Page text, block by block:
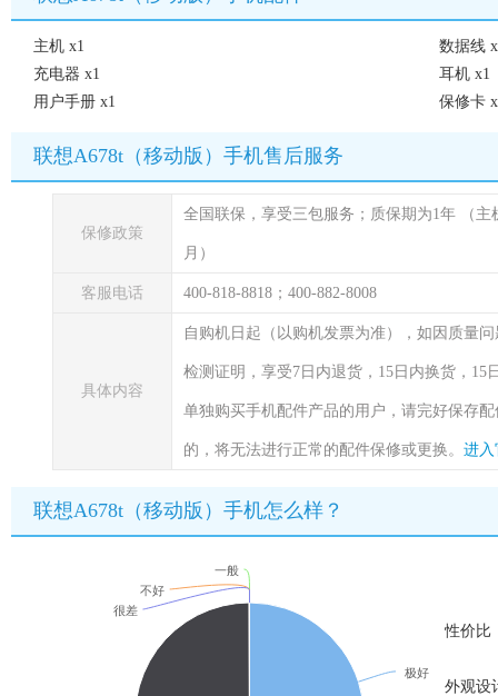
主机 x1
数据线
充电器 x1
耳机 x1
用户手册 x1
保修卡
联想A678t（移动版）手机售后服务
保修政策
全国联保，享受三包服务；质保期为1年 （
月）
客服电话 400-818-8818；400-882-8008
具体内容
自购机日起（以购机发票为准），如因质量
检测证明，享受7日内退货，15日内换货，
单独购买手机配件产品的用户，请完好保存
的，将无法进行正常的配件保修或更换。 进入
联想A678t（移动版）手机怎么样？
极好
一般
不好
很差
性价比
外观设